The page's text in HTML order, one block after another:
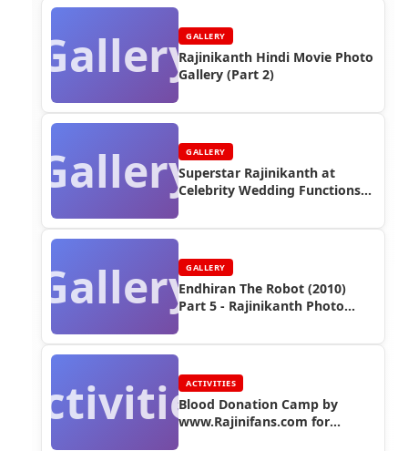
GalleryGALLERY
Rajinikanth Hindi Movie Photo
Gallery (Part 2)
GalleryGALLERY
Superstar Rajinikanth at
Celebrity Wedding Functions
GalleryGALLERY
Endhiran The Robot (2010)
Part 5 - Rajinikanth Photo
Activities
ACTIVITIES
Blood Donation Camp by
www.Rajinifans.com for